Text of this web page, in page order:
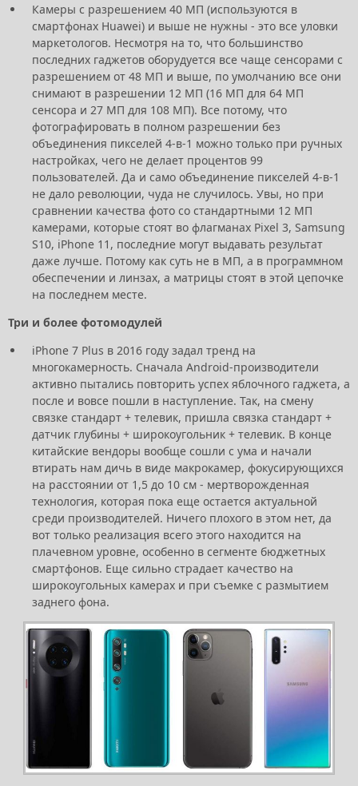
Камеры с разрешением 40 МП (используются в
смартфонах Huawei) и выше не нужны - это все уловки
маркетологов. Несмотря на то, что большинство
последних гаджетов оборудуется все чаще сенсорами с
разрешением от 48 МП и выше, по умолчанию все они
снимают в разрешении 12 МП (16 МП для 64 МП
сенсора и 27 МП для 108 МП). Все потому, что
фотографировать в полном разрешении без
объединения пикселей 4-в-1 можно только при ручных
настройках, чего не делает процентов 99
пользователей. Да и само объединение пикселей 4-в-1
не дало революции, чуда не случилось. Увы, но при
сравнении качества фото со стандартными 12 МП
камерами, которые стоят во флагманах Pixel 3, Samsung
S10, iPhone 11, последние могут выдавать результат
даже лучше. Потому как суть не в МП, а в программном
обеспечении и линзах, а матрицы стоят в этой цепочке
на последнем месте.
Три и более фотомодулей
iPhone 7 Plus в 2016 году задал тренд на
многокамерность. Сначала Android-производители
активно пытались повторить успех яблочного гаджета, а
после и вовсе пошли в наступление. Так, на смену
связке стандарт + телевик, пришла связка стандарт +
датчик глубины + широкоугольник + телевик. В конце
китайские вендоры вообще сошли с ума и начали
втирать нам дичь в виде макрокамер, фокусирующихся
на расстоянии от 1,5 до 10 см - мертворожденная
технология, которая пока еще остается актуальной
среди производителей. Ничего плохого в этом нет, да
вот только реализация всего этого находится на
плачевном уровне, особенно в сегменте бюджетных
смартфонов. Еще сильно страдает качество на
широкоугольных камерах и при съемке с размытием
заднего фона.